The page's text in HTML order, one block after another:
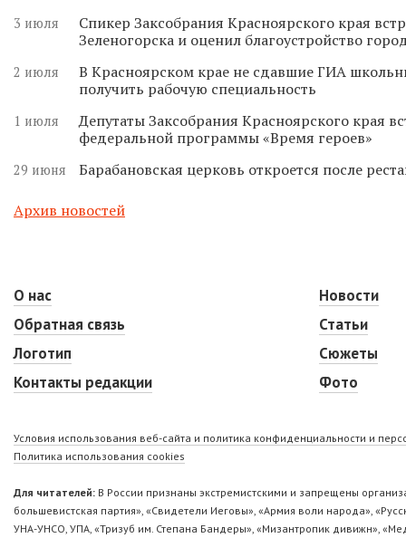
3 июля
Спикер Заксобрания Красноярского края
Зеленогорска и оценил благоустройство
2 июля
В Красноярском крае не сдавшие ГИА
получить рабочую специальность
1 июля
Депутаты Заксобрания Красноярского края
федеральной программы «Время героев»
29 июня Барабановская церковь откроется после
Архив новостей
О нас
Обратная связь
Логотип
Контакты редакции
Новости
Статьи
Сюжеты
Фото
Условия использования веб-сайта и политика конфиденциальности и
Политика использования cookies
Для читателей: В России признаны экстремистскими и запрещены
большевистская партия», «Свидетели Иеговы», «Армия воли народа»,
УНА-УНСО, УПА, «Тризуб им. Степана Бандеры», «Мизантропик дивижн»,